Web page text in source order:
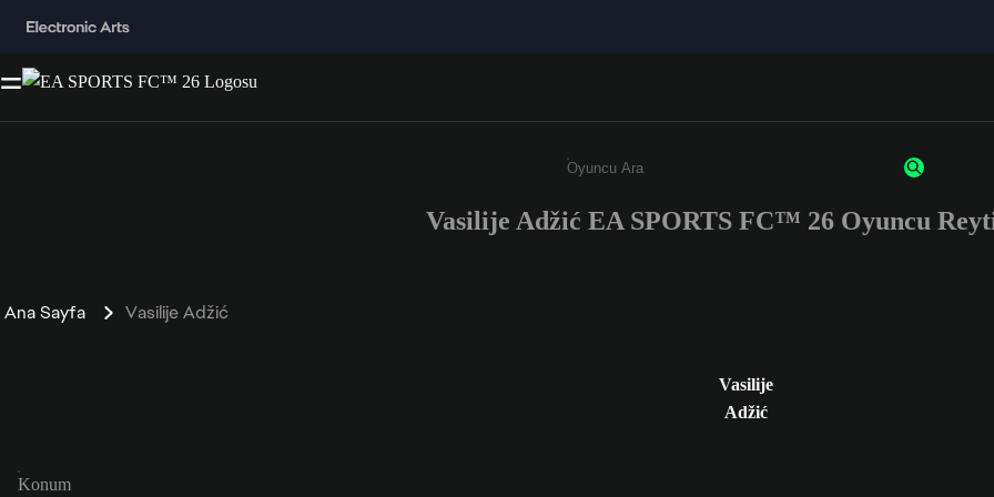
Enter a minimum of 3 characters or numbers
Vasilije Adžić EA SPORTS FC™ 26 Oyuncu
Ana Sayfa Vasilije Adžić
Vasilije
Adžić
Konum